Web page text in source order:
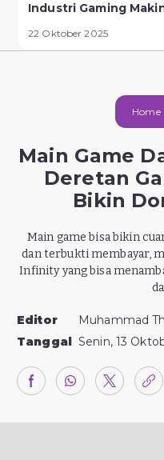
Industri Gaming
22 Oktober 2025
Home
Main Game
Deretan
Bikin
Main game bisa bikin
dan terbukti membayar,
Infinity yang bisa
Editor
Muhammad
Tanggal Senin, 13